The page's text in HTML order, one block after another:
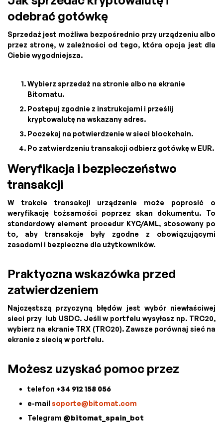
odebrać gotówkę
Sprzedaż jest możliwa bezpośrednio przy urządzeniu albo
przez stronę, w zależności od tego, która opcja jest dla
Ciebie wygodniejsza.
Wybierz sprzedaż na stronie albo na ekranie
Bitomatu.
Postępuj zgodnie z instrukcjami i prześlij
kryptowalutę na wskazany adres.
Poczekaj na potwierdzenie w sieci blockchain.
Po zatwierdzeniu transakcji odbierz gotówkę w EUR.
Weryfikacja i bezpieczeństwo
transakcji
W trakcie transakcji urządzenie może poprosić o
weryfikację tożsamości poprzez skan dokumentu. To
standardowy element procedur KYC/AML, stosowany po
to, aby transakcje były zgodne z obowiązującymi
zasadami i bezpieczne dla użytkowników.
Praktyczna wskazówka przed
zatwierdzeniem
Najczęstszą przyczyną błędów jest wybór niewłaściwej
sieci przy lub USDC. Jeśli w portfelu wysyłasz np. TRC20,
wybierz na ekranie TRX (TRC20). Zawsze porównaj sieć na
ekranie z siecią w portfelu.
Możesz uzyskać pomoc przez
telefon +34 912 158 056
e-mail soporte@bitomat.com
Telegram @bitomat_spain_bot